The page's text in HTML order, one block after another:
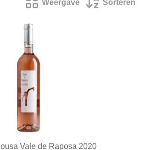
Weergave Sorteren
Vale de Raposa 2020